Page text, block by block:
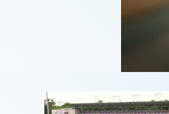
2026-08-07